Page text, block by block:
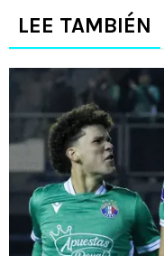
LEE TAMBIÉN